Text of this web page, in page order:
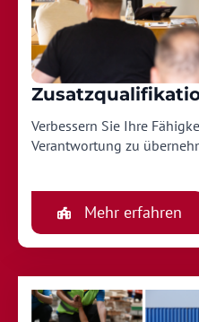
Verbessern Sie Ihre
Verantwortung zu
Mehr erfahren